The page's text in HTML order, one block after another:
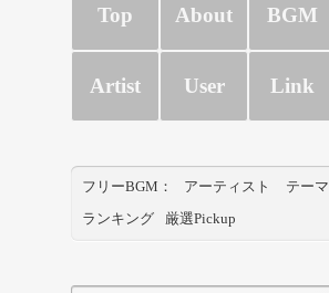
Top About BGM
Artist User Link
フリーBGM： アーティスト テーマ
ランキング 厳選Pickup